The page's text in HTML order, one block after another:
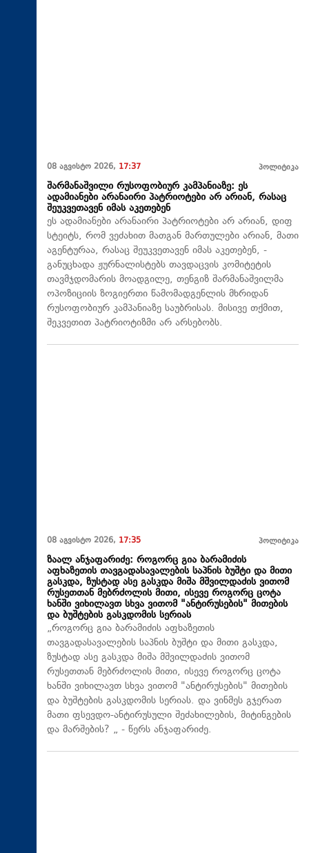
08 აგვისტო 2026, 17:37 პოლიტიკა
შარმანაშვილი რუსოფობიურ კამპანიაზე: ეს
ადამიანები არანაირი პატრიოტები არ არიან, რასაც
შეუკვეთავენ იმას აკეთებენ
ეს ადამიანები არანაირი პატრიოტები არ არიან, დიფ
სტეიტს, რომ ვეძახით მათგან მართულები არიან, მათი
აგენტურაა, რასაც შეუკვეთავენ იმას აკეთებენ, -
განუცხადა ჟურნალისტებს თავდაცვის კომიტეტის
თავმჯდომარის მოადგილე, თენგიზ შარმანაშვილმა
ოპოზიციის ზოგიერთი წამომადგენლის მხრიდან
რუსოფობიურ კამპანიაზე საუბრისას. მისივე თქმით,
შეკვეთით პატრიოტიზმი არ არსებობს.
08 აგვისტო 2026, 17:35 პოლიტიკა
ზაალ ანჯაფარიძე: როგორც გია ბარამიძის
აფხაზეთის თავგადასავალების საპნის ბუშტი და მითი
გასკდა, ზუსტად ასე გასკდა მიშა მშვილდაძის ვითომ
რუსეთთან მებრძოლის მითი, ისევე როგორც ცოტა
ხანში ვიხილავთ სხვა ვითომ "ანტირუსების" მითების
და ბუშტების გასკდომის სერიას
„როგორც გია ბარამიძის აფხაზეთის
თავგადასავალების საპნის ბუშტი და მითი გასკდა,
ზუსტად ასე გასკდა მიშა მშვილდაძის ვითომ
რუსეთთან მებრძოლის მითი, ისევე როგორც ცოტა
ხანში ვიხილავთ სხვა ვითომ "ანტირუსების" მითების
და ბუშტების გასკდომის სერიას. და ვინმეს გჯერათ
მათი ფსევდო-ანტირუსული შეძახილების, მიტინგების
და მარშების? „ - წერს ანჯაფარიძე.